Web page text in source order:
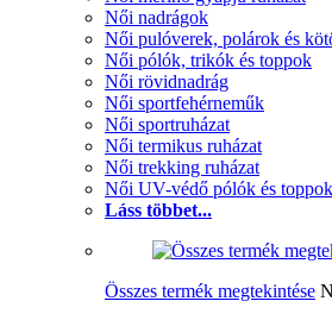
Női nadrágok
Női pulóverek, polárok és
Női pólók, trikók és toppok
Női rövidnadrág
Női sportfehérneműk
Női sportruházat
Női termikus ruházat
Női trekking ruházat
Női UV-védő pólók és toppok
Láss többet...
Összes termék megtekintése